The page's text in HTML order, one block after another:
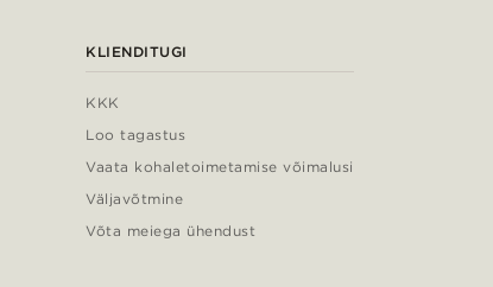
KLIENDITUGI
KKK
Loo tagastus
Vaata kohaletoimetamise võimalusi
Väljavõtmine
Võta meiega ühendust